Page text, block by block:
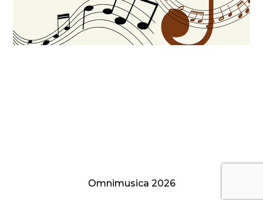
Omnimusica 2026